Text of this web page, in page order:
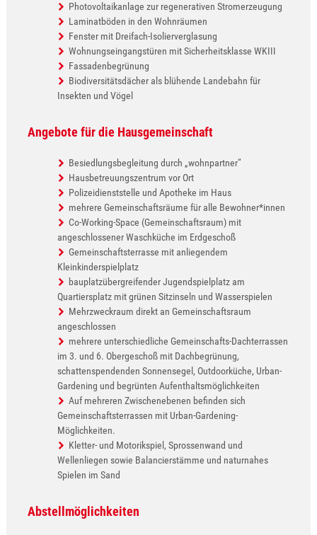
Photovoltaikanlage zur regenerativen Stromerzeugung
Laminatböden in den Wohnräumen
Fenster mit Dreifach-Isolierverglasung
Wohnungseingangstüren mit Sicherheitsklasse WKIII
Fassadenbegrünung
Biodiversitätsdächer als blühende Landebahn für
Insekten und Vögel
Angebote für die Hausgemeinschaft
Besiedlungsbegleitung durch „wohnpartner“
Hausbetreuungszentrum vor Ort
Polizeidienststelle und Apotheke im Haus
mehrere Gemeinschaftsräume für alle Bewohner*innen
Co-Working-Space (Gemeinschaftsraum) mit
angeschlossener Waschküche im Erdgeschoß
Gemeinschaftsterrasse mit anliegendem
Kleinkinderspielplatz
bauplatzübergreifender Jugendspielplatz am
Quartiersplatz mit grünen Sitzinseln und Wasserspielen
Mehrzweckraum direkt an Gemeinschaftsraum
angeschlossen
mehrere unterschiedliche Gemeinschafts-Dachterrassen
im 3. und 6. Obergeschoß mit Dachbegrünung,
schattenspendenden Sonnensegel, Outdoorküche, Urban-
Gardening und begrünten Aufenthaltsmöglichkeiten
Auf mehreren Zwischenebenen befinden sich
Gemeinschaftsterrassen mit Urban-Gardening-
Möglichkeiten.
Kletter- und Motorikspiel, Sprossenwand und
Wellenliegen sowie Balancierstämme und naturnahes
Spielen im Sand
Abstellmöglichkeiten